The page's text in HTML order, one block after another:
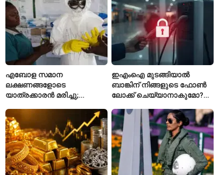
എബോള സമാന
ലക്ഷണങ്ങളോടെ
യാത്രക്കാരൻ മരിച്ചു;
യാത്രക്കാരെ
നിരീക്ഷണത്തിൽ
ഇഎംഐ മുടങ്ങിയാൽ
ബാങ്കിന് നിങ്ങളുടെ ഫോൺ
ലോക്ക് ചെയ്യാനാകുമോ?
ചട്ടങ്ങൾ ഇങ്ങനെ